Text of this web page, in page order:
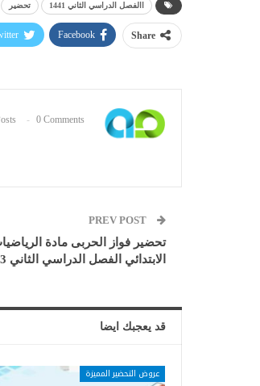
االفصل الدراسي الثاني 1441 تحضير
Share
Facebook
0 Comments
تحضير فواز الحربى مادة
الابتدائي الفصل الدراسي الثاني 1443 هـ
قد يعجبك ايضا
عروض التحضير المميزة